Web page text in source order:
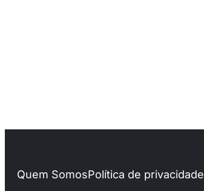
Quem SomosPolítica de privacidade